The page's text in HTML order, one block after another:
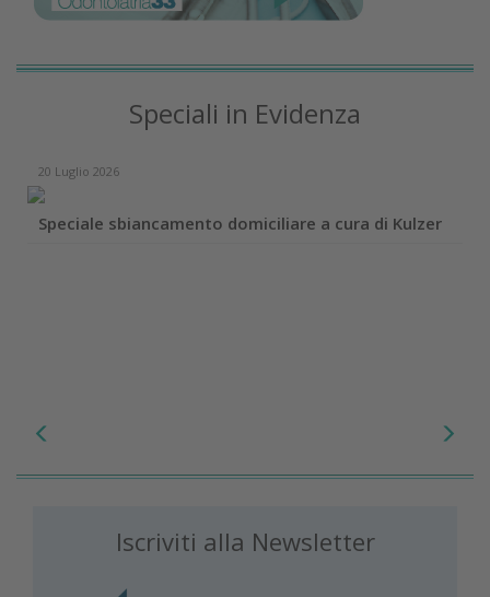
Speciali in Evidenza
20 Luglio 2026
Speciale sbiancamento domiciliare a cura di Kulzer
Iscriviti alla Newsletter